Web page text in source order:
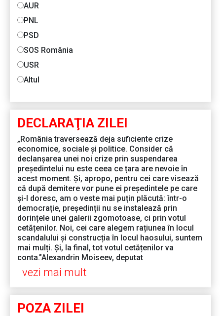
AUR
PNL
PSD
SOS România
USR
Altul
DECLARAŢIA ZILEI
„România traversează deja suficiente crize
economice, sociale și politice. Consider că
declanșarea unei noi crize prin suspendarea
președintelui nu este ceea ce țara are nevoie în
acest moment. Și, apropo, pentru cei care visează
că după demitere vor pune ei președintele pe care
și-l doresc, am o veste mai puțin plăcută: într-o
democrație, președinții nu se instalează prin
dorințele unei galerii zgomotoase, ci prin votul
cetățenilor. Noi, cei care alegem rațiunea în locul
scandalului și construcția în locul haosului, suntem
mai mulți. Și, la final, tot votul cetățenilor va
conta.”Alexandrin Moiseev, deputat
vezi mai mult
POZA ZILEI